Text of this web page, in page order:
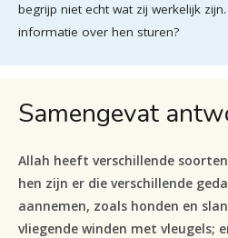
begrijp niet echt wat zij werkelijk
informatie over hen sturen?
Samengevat
Allah heeft verschillende
hen zijn er die verschillende
aannemen, zoals honden en
vliegende winden met vleugels;